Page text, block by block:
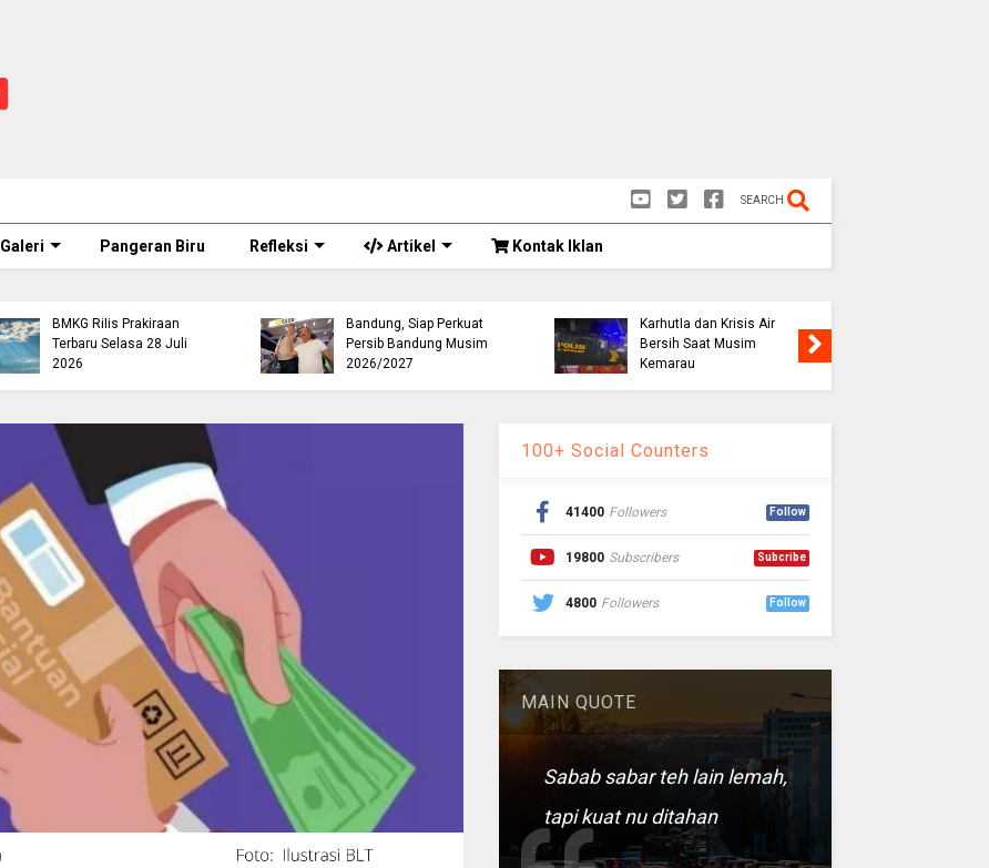
SEARCH
Galeri Pangeran Biru Refleksi Artikel Kontak Iklan
BMKG Rilis Prakiraan
Terbaru Selasa 28 Juli
2026
Bandung, Siap Perkuat
Persib Bandung Musim
2026/2027
Karhutla dan Krisis Air
Bersih Saat Musim
Kemarau
100+ Social Counters
41400 Followers Follow
19800 Subscribers Subcribe
4800 Followers Follow
MAIN QUOTE
Sabab sabar teh lain lemah,
tapi kuat nu ditahan